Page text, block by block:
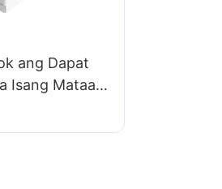
ang Dapat
Isang Mataas
Supply